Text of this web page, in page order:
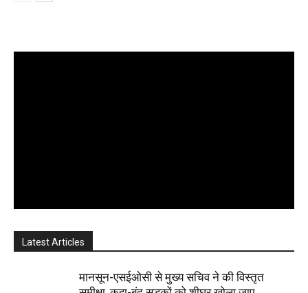
Latest Articles
मानसून-एसईओसी से मुख्य सचिव ने की विस्तृत